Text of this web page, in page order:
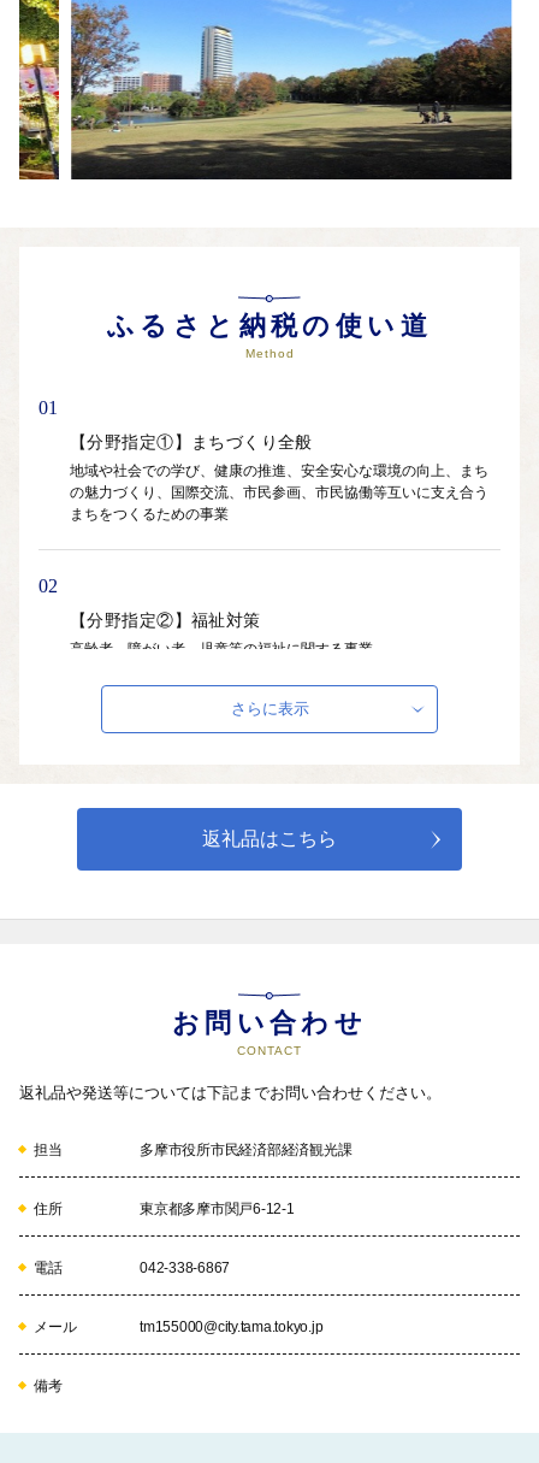
す。今後も市民の方とともに文化や教育、産業をさらに充実発
展させ、一人ひとりが幸せを実感し「この街に住んでよかっ
た！」と笑顔あふれる多摩市の実現を目指していきます。
ふるさと納税を通じて多摩市の街づくりをぜひ応援してくださ
い！
ふるさと納税の使い道
Method
01
【分野指定①】まちづくり全般
地域や社会での学び、健康の推進、安全安心な環境の向上、まち
の魅力づくり、国際交流、市民参画、市民協働等互いに支え合う
まちをつくるための事業
02
【分野指定②】福祉対策
高齢者、障がい者、児童等の福祉に関する事業
豊かな緑を大切にし、将来にわたって残すための事業
公共建築物、道路、橋りょう等の施設を整備し、適正な状態に保
さらに表示
返礼品はこちら
お問い合わせ
CONTACT
返礼品や発送等については下記までお問い合わせください。
担当 多摩市役所市民経済部経済観光課
住所 東京都多摩市関戸6-12-1
電話 042-338-6867
メール tm155000@city.tama.tokyo.jp
備考